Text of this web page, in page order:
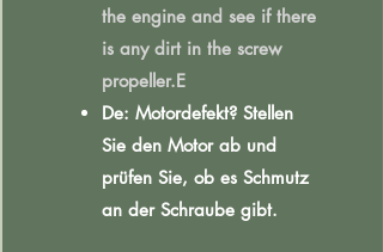
the engine and see if there
is any dirt in the screw
propeller.E
De: Motordefekt? Stellen
Sie den Motor ab und
prüfen Sie, ob es Schmutz
an der Schraube gibt.